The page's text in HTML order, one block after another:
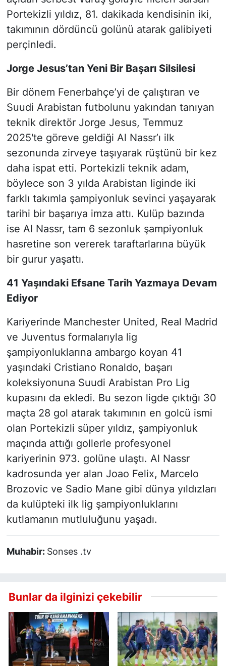
Portekizli yıldız, 81. dakikada kendisinin iki,
takımının dördüncü golünü atarak galibiyeti
perçinledi.
Jorge Jesus’tan Yeni Bir Başarı Silsilesi
Bir dönem Fenerbahçe’yi de çalıştıran ve
Suudi Arabistan futbolunu yakından tanıyan
teknik direktör Jorge Jesus, Temmuz
2025'te göreve geldiği Al Nassr’ı ilk
sezonunda zirveye taşıyarak rüştünü bir kez
daha ispat etti. Portekizli teknik adam,
böylece son 3 yılda Arabistan liginde iki
farklı takımla şampiyonluk sevinci yaşayarak
tarihi bir başarıya imza attı. Kulüp bazında
ise Al Nassr, tam 6 sezonluk şampiyonluk
hasretine son vererek taraftarlarına büyük
bir gurur yaşattı.
41 Yaşındaki Efsane Tarih Yazmaya Devam
Ediyor
Kariyerinde Manchester United, Real Madrid
ve Juventus formalarıyla lig
şampiyonluklarına ambargo koyan 41
yaşındaki Cristiano Ronaldo, başarı
koleksiyonuna Suudi Arabistan Pro Lig
kupasını da ekledi. Bu sezon ligde çıktığı 30
maçta 28 gol atarak takımının en golcü ismi
olan Portekizli süper yıldız, şampiyonluk
maçında attığı gollerle profesyonel
kariyerinin 973. golüne ulaştı. Al Nassr
kadrosunda yer alan Joao Felix, Marcelo
Brozovic ve Sadio Mane gibi dünya yıldızları
da kulüpteki ilk lig şampiyonluklarını
kutlamanın mutluluğunu yaşadı.
Muhabir: Sonses .tv
Bunlar da ilginizi çekebilir